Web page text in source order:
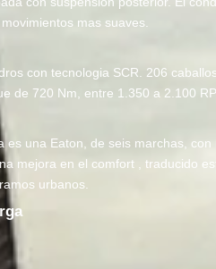
mas suaves.
con tecnologia SCR. 206
de 720 Nm, entre 1.350 a 2.100
es una Eaton, de seis marchas, con
mejora en el comfort , traducido
urbanos.